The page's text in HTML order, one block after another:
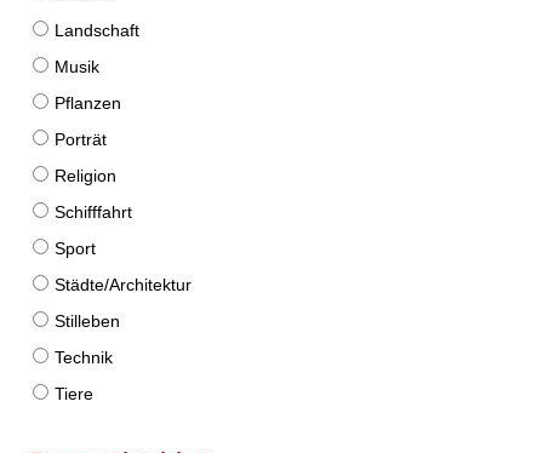
Landschaft
Musik
Pflanzen
Porträt
Religion
Schifffahrt
Sport
Städte/Architektur
Stilleben
Technik
Tiere